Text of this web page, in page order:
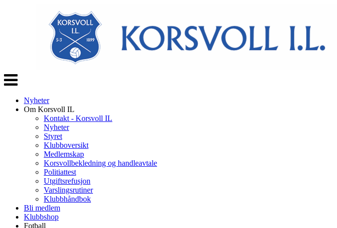
Veksle
navigasjon
Nyheter
Om Korsvoll IL
Kontakt - Korsvoll IL
Nyheter
Styret
Klubboversikt
Medlemskap
Korsvollbekledning og handleavtale
Politiattest
Utgiftsrefusjon
Varslingsrutiner
Klubbhåndbok
Bli medlem
Klubbshop
Fotball